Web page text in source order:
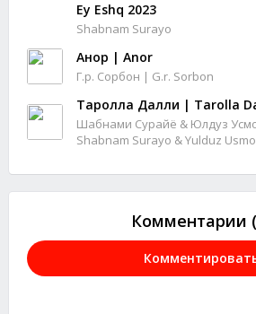
Ey Eshq 2023
Shabnam Surayo
Анор | Anor
Г.р. Сорбон | G.r. Sorbon
Таролла Далли | Tarolla
Шабнами Сурайё & Юлдуз
Shabnam Surayo & Yulduz
Комментарии